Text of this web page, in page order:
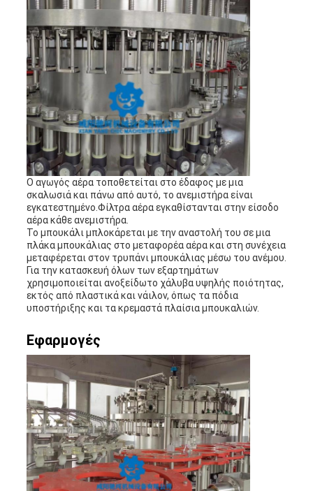
Ο αγωγός αέρα τοποθετείται στο έδαφος με μια
σκαλωσιά και πάνω από αυτό, το ανεμιστήρα είναι
εγκατεστημένο.Φίλτρα αέρα εγκαθίστανται στην είσοδο
αέρα κάθε ανεμιστήρα.
Το μπουκάλι μπλοκάρεται με την αναστολή του σε μια
πλάκα μπουκάλιας στο μεταφορέα αέρα και στη συνέχεια
μεταφέρεται στον τρυπάνι μπουκάλιας μέσω του ανέμου.
Για την κατασκευή όλων των εξαρτημάτων
χρησιμοποιείται ανοξείδωτο χάλυβα υψηλής ποιότητας,
εκτός από πλαστικά και νάιλον, όπως τα πόδια
υποστήριξης και τα κρεμαστά πλαίσια μπουκαλιών.
Εφαρμογές